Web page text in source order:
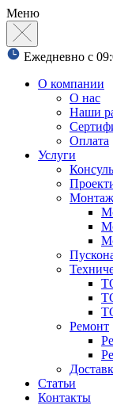
Меню
Ежедневно с
О компании
О нас
Наши
Оплата
Услуги
Монтаж
Ремонт
Статьи
Контакты